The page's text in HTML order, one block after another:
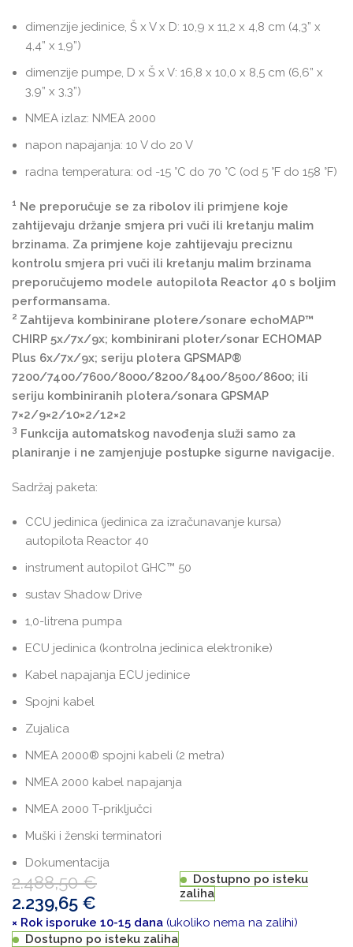
dimenzije jedinice, Š x V x D: 10,9 x 11,2 x 4,8 cm (4,3” x
4,4” x 1,9”)
dimenzije pumpe, D x Š x V: 16,8 x 10,0 x 8,5 cm (6,6” x
3,9” x 3,3”)
NMEA izlaz: NMEA 2000
napon napajanja: 10 V do 20 V
radna temperatura: od -15 °C do 70 °C (od 5 °F do 158 °F)
1 Ne preporučuje se za ribolov ili primjene koje
zahtijevaju držanje smjera pri vuči ili kretanju malim
brzinama. Za primjene koje zahtijevaju preciznu
kontrolu smjera pri vuči ili kretanju malim brzinama
preporučujemo modele autopilota Reactor 40 s boljim
performansama.
2 Zahtijeva kombinirane plotere/sonare echoMAP™
CHIRP 5x/7x/9x; kombinirani ploter/sonar ECHOMAP
Plus 6x/7x/9x; seriju plotera GPSMAP®
7200/7400/7600/8000/8200/8400/8500/8600; ili
seriju kombiniranih plotera/sonara GPSMAP
7×2/9×2/10×2/12×2
3 Funkcija automatskog navođenja služi samo za
planiranje i ne zamjenjuje postupke sigurne navigacije.
Sadržaj paketa:
CCU jedinica (jedinica za izračunavanje kursa)
autopilota Reactor 40
instrument autopilot GHC™ 50
sustav Shadow Drive
1,0-litrena pumpa
ECU jedinica (kontrolna jedinica elektronike)
Kabel napajanja ECU jedinice
Spojni kabel
Zujalica
NMEA 2000® spojni kabeli (2 metra)
NMEA 2000 kabel napajanja
NMEA 2000 T-priključci
Muški i ženski terminatori
Dokumentacija
2.488,50€
2.239,65 €
Dostupno po isteku
zaliha
× Rok isporuke 10-15 dana (ukoliko nema na zalihi)
Dostupno po isteku zaliha